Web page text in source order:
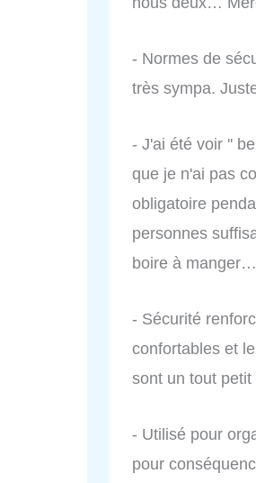
- Normes de
très sympa.
- J'ai été voir ''
que je n'ai pas
obligatoire
personnes
boire à
- Sécurité
confortables et
sont un tout
- Utilisé pour
pour